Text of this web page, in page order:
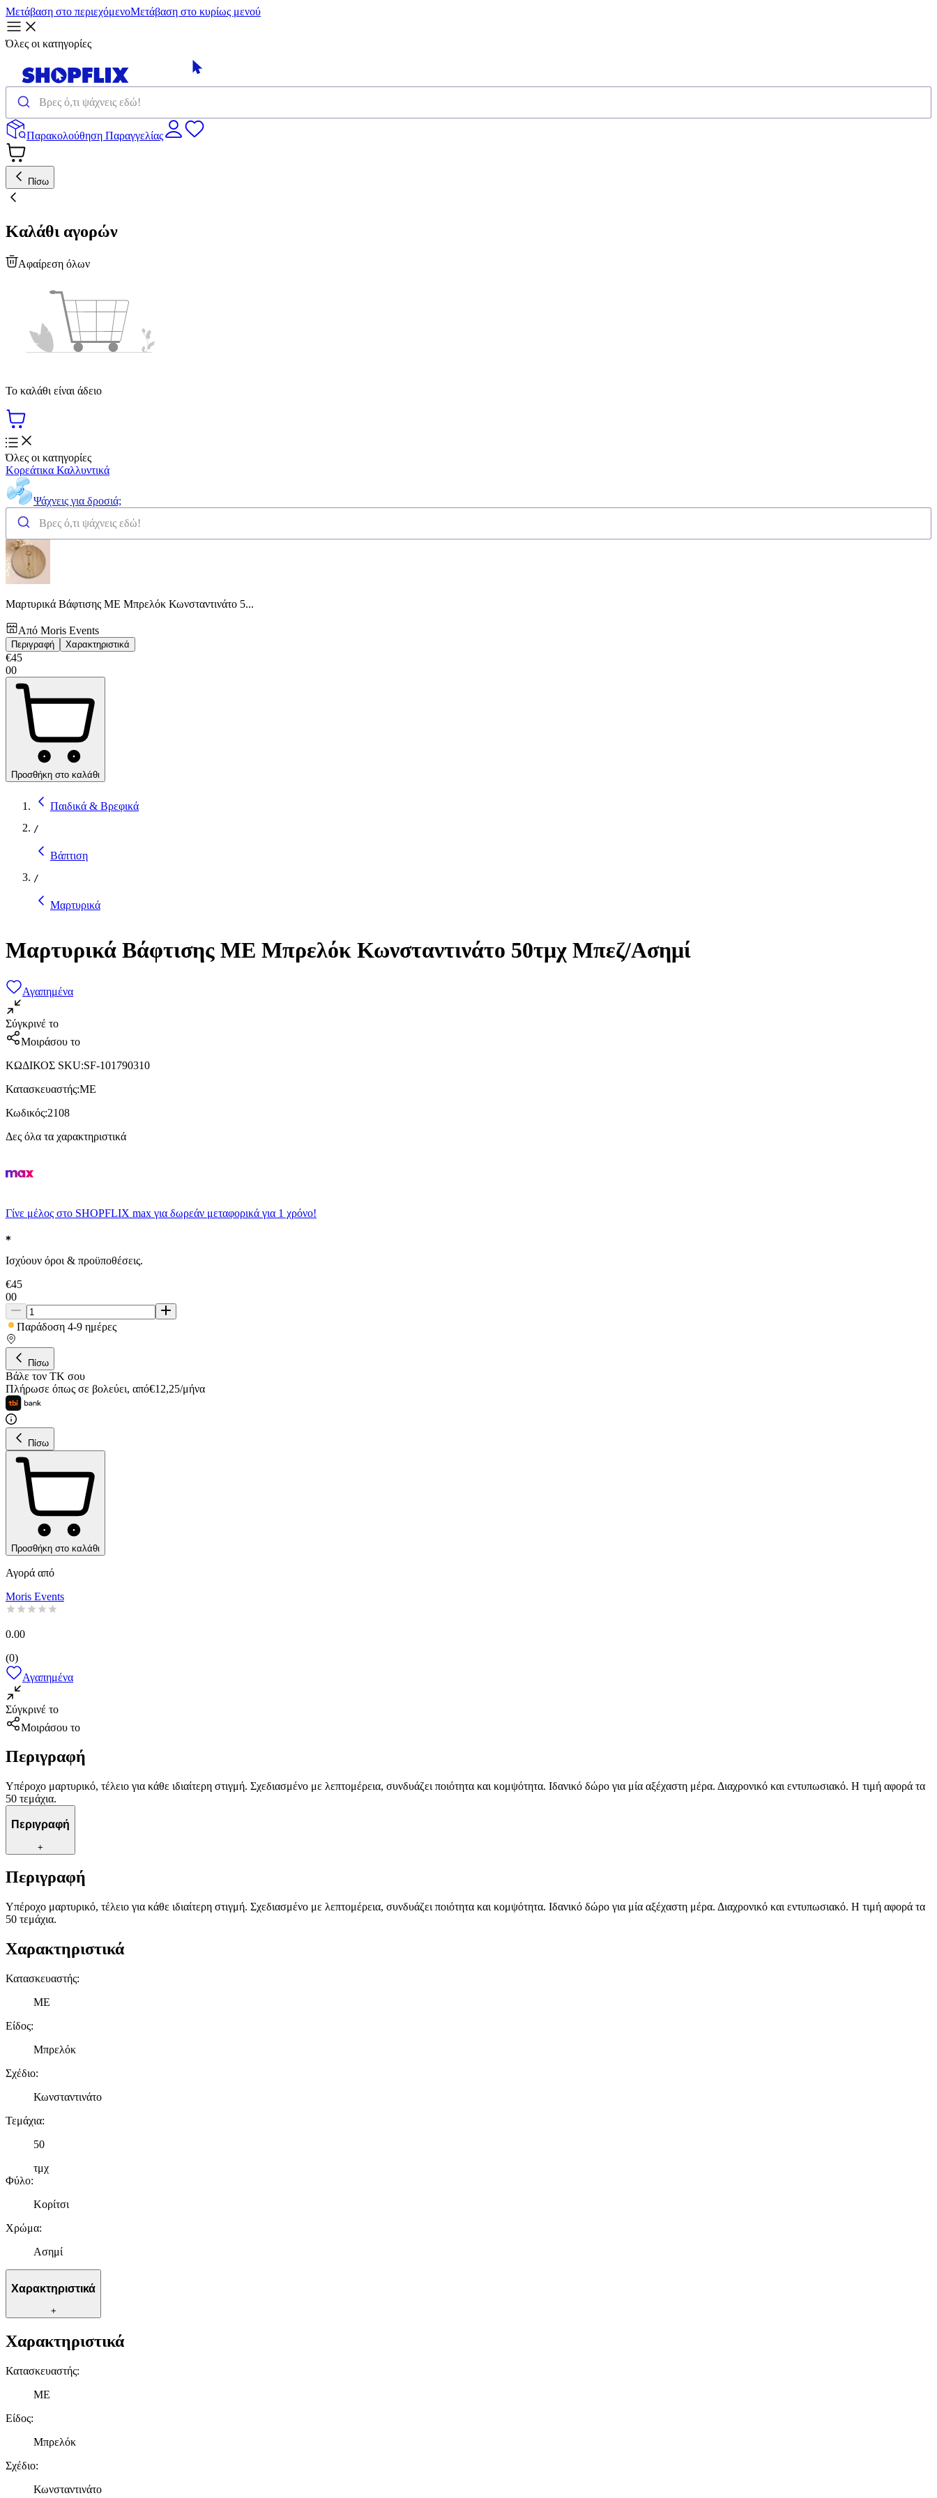
Μετάβαση στο περιεχόμενοΜετάβαση στο κυρίως μενού
Όλες οι κατηγορίες
Παρακολούθηση Παραγγελίας
Πίσω
Καλάθι αγορών
Αφαίρεση όλων
Το καλάθι είναι άδειο
Όλες οι κατηγορίες
Κορεάτικα Καλλυντικά
Ψάχνεις για δροσιά;
Μαρτυρικά Βάφτισης ME Μπρελόκ Κωνσταντινάτο 5...
Από Moris Events
Περιγραφή Χαρακτηριστικά
€45
00
Προσθήκη στο καλάθι
Παιδικά & Βρεφικά
/
Βάπτιση
/
Μαρτυρικά
Μαρτυρικά Βάφτισης ME Μπρελόκ Κωνσταντινάτο 50τμχ Μπεζ/Ασημί
Αγαπημένα
Σύγκρινέ το
Μοιράσου το
ΚΩΔΙΚΟΣ SKU:SF-101790310
Κατασκευαστής:ME
Κωδικός:2108
Δες όλα τα χαρακτηριστικά
Γίνε μέλος στο SHOPFLIX max για δωρεάν μεταφορικά για 1 χρόνο!
Ισχύουν όροι & προϋποθέσεις.
€45
00
Παράδοση 4-9 ημέρες
Πίσω
Βάλε τον ΤΚ σου
Πλήρωσε όπως σε βολεύει, από€12,25/μήνα
Πίσω
Προσθήκη στο καλάθι
Αγορά από
Moris Events
0.00
(0)
Αγαπημένα
Σύγκρινέ το
Μοιράσου το
Περιγραφή
Υπέροχο μαρτυρικό, τέλειο για κάθε ιδιαίτερη στιγμή. Σχεδιασμένο με λεπτομέρεια, συνδυάζει ποιότητα και κομψότητα. Ιδανικό δώρο για μία αξέχαστη μέρα. Διαχρονικό και εντυπωσιακό. Η τιμή αφορά τα
50 τεμάχια.
Περιγραφή
+
Περιγραφή
Υπέροχο μαρτυρικό, τέλειο για κάθε ιδιαίτερη στιγμή. Σχεδιασμένο με λεπτομέρεια, συνδυάζει ποιότητα και κομψότητα. Ιδανικό δώρο για μία αξέχαστη μέρα. Διαχρονικό και εντυπωσιακό. Η τιμή αφορά τα
50 τεμάχια.
Χαρακτηριστικά
Κατασκευαστής:
ME
Είδος:
Μπρελόκ
Σχέδιο:
Κωνσταντινάτο
Τεμάχια:
50
τμχ
Φύλο:
Κορίτσι
Χρώμα:
Ασημί
Χαρακτηριστικά
+
Χαρακτηριστικά
Κατασκευαστής:
ME
Είδος:
Μπρελόκ
Σχέδιο:
Κωνσταντινάτο